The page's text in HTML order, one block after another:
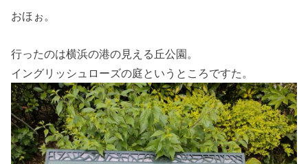
おほぉ。
行ったのは横浜の港の見える丘公園。
イングリッシュローズの庭というところですた。